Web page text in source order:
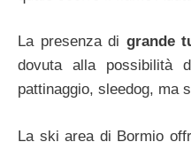
La presenza di grande
dovuta alla possibilità
pattinaggio, sleedog, ma
La ski area di Bormio